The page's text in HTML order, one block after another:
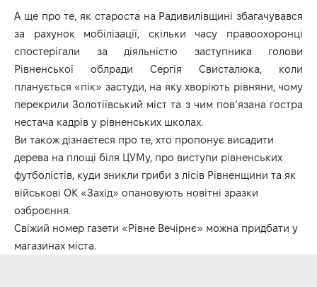
А ще про те, як староста на Радивилівщині збагачувався
за рахунок мобілізації, скільки часу правоохоронці
спостерігали за діяльністю заступника голови
Рівненської облради Сергія Свисталюка, коли
планується «пік» застуди, на яку хворіють рівняни, чому
перекрили Золотіївський міст та з чим пов’язана гостра
нестача кадрів у рівненських школах.
Ви також дізнаєтеся про те, хто пропонує висадити
дерева на площі біля ЦУМу, про виступи рівненських
футболістів, куди зникли гриби з лісів Рівненщини та як
військові ОК «Захід» опановують новітні зразки
озброєння.
Свіжий номер газети «Рівне Вечірнє» можна придбати у
магазинах міста.